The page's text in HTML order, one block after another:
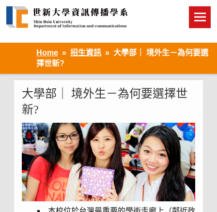
Home 招生資訊
大學部｜ 境外生－為何要選
擇世新?
大學部｜ 境外生－為何要選擇世
新?